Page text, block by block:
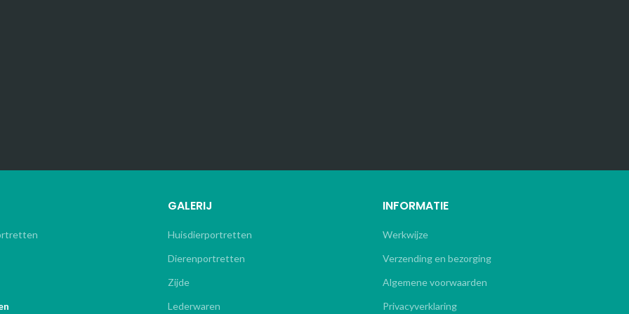
GALERIJ
Huisdierportretten
Dierenportretten
Zijde
Lederwaren
INFORMATIE
Werkwijze
Verzending en bezorging
Algemene voorwaarden
Privacyverklaring